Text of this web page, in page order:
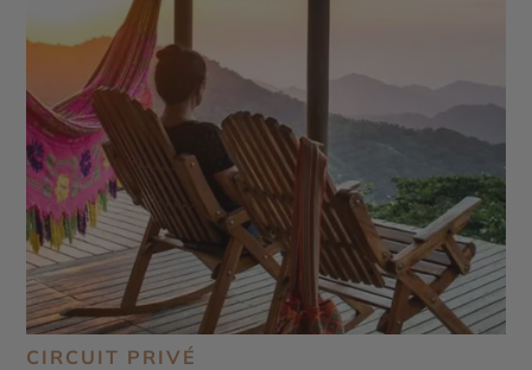
CIRCUIT PRIVÉ